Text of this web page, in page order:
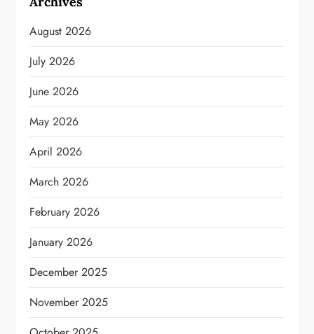
August 2026
July 2026
June 2026
May 2026
April 2026
March 2026
February 2026
January 2026
December 2025
November 2025